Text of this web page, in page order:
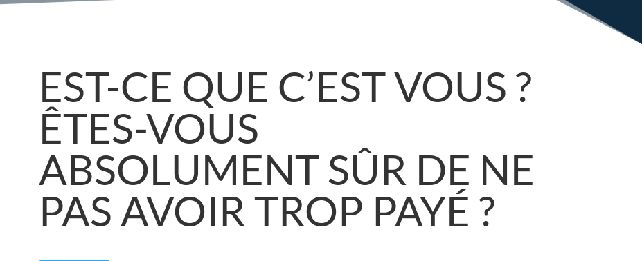
EST-CE QUE C’EST VOUS ?
ÊTES-VOUS
ABSOLUMENT SÛR DE NE
PAS AVOIR TROP PAYÉ ?